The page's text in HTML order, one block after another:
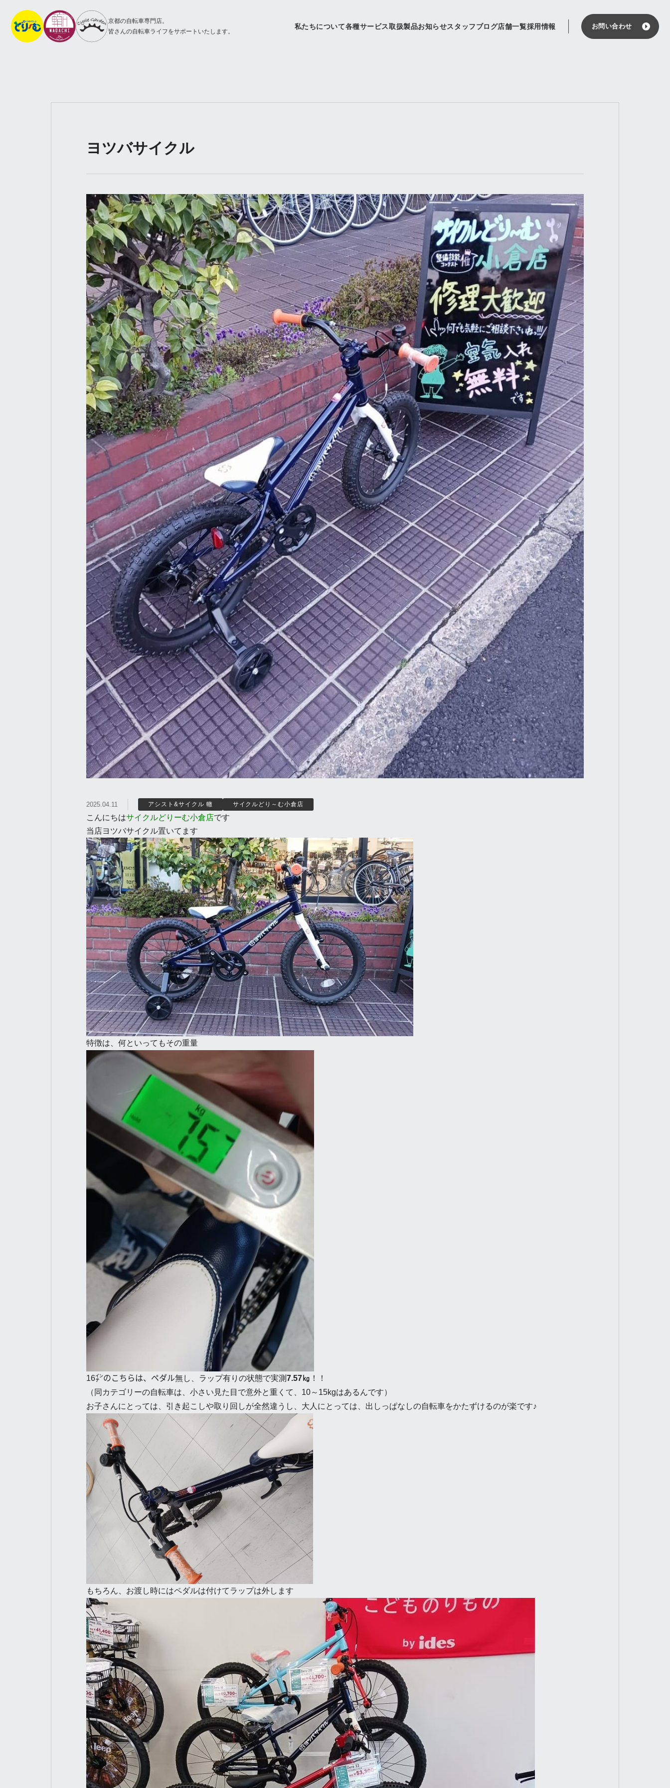
京都の自転車専門店。
皆さんの自転車ライフをサポートいたします。
私たちについて各種サービス取扱製品お知らせスタッフブログ店舗一覧採用情報 お問い合わせ
ヨツバサイクル
2025.04.11 アシスト&サイクル 轍 サイクルどり～む小倉店
こんにちはサイクルどりーむ小倉店です
当店ヨツバサイクル置いてます
特徴は、何といってもその重量
16㌅のこちらは、ペダル無し、ラップ有りの状態で実測7.57㎏ ！！
（同カテゴリーの自転車は、小さい見た目で意外と重くて、10～15kgはあるんです）
お子さんにとっては、引き起こしや取り回しが全然違うし、大人にとっては、出しっぱなしの自転車をかたずけるのが楽です♪
もちろん、お渡し時にはペダルは付けてラップは外します